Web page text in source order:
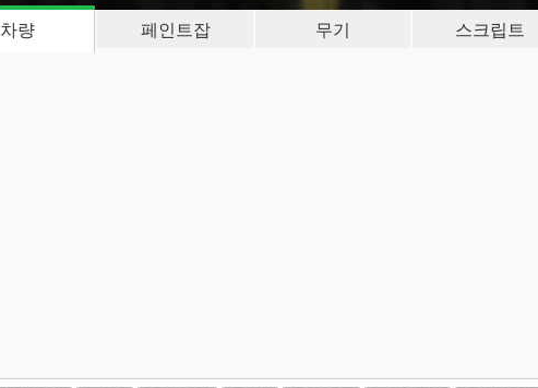
차량 페인트잡 무기 스크립트